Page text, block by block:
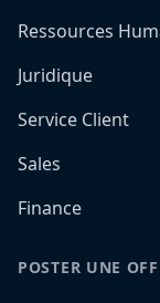
Ressources
Juridique
Service Client
Sales
Finance
POSTER UNE